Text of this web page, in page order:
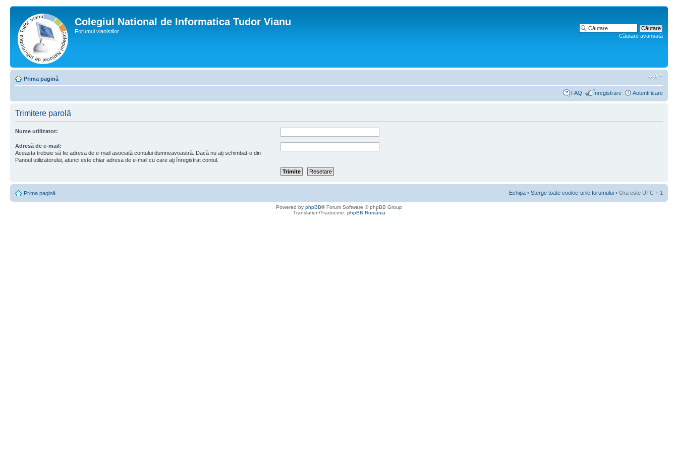
Colegiul National de Informatica Tudor Vianu
Forumul vianistilor
Căutare avansată
Prima pagină
FAQ Înregistrare Autentificare
Trimitere parolă
Nume utilizator:
Adresă de e-mail:
Aceasta trebuie să fie adresa de e-mail asociată contului dumneavoastră. Dacă nu aţi schimbat-o din
Panoul utilizatorului, atunci este chiar adresa de e-mail cu care aţi înregistrat contul.
Prima pagină Echipa • Şterge toate cookie-urile forumului • Ora este UTC + 1
Powered by phpBB® Forum Software © phpBB Group
Translation/Traducere: phpBB România